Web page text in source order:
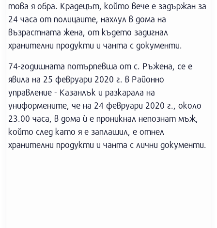
това я обра. Крадецът, който вече е задържан за
24 часа от полицаите, нахлул в дома на
възрастната жена, от където задигнал
хранителни продукти и чанта с документи.
74-годишната потърпевша от с. Ръжена, се е
явила на 25 февруари 2020 г. в Районно
управление - Казанлък и разкарала на
униформените, че на 24 февруари 2020 г., около
23.00 часа, в дома ѝ е проникнал непознат мъж,
който след като я е заплашил, е отнел
хранителни продукти и чанта с лични документи.